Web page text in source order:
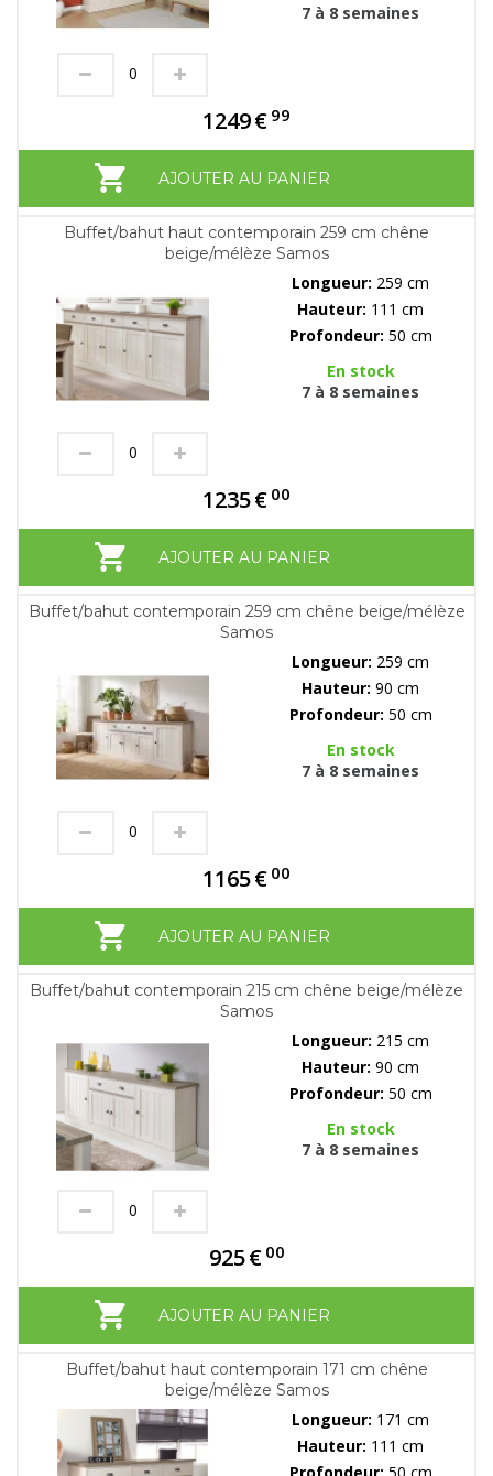
7 à 8 semaines
1249€ 99
AJOUTER AU PANIER
Buffet/bahut haut contemporain 259 cm chêne
beige/mélèze Samos
Longueur: 259 cm
Hauteur: 111 cm
Profondeur: 50 cm
En stock
7 à 8 semaines
1235€ 00
AJOUTER AU PANIER
Buffet/bahut contemporain 259 cm chêne beige/mélèze
Samos
Longueur: 259 cm
Hauteur: 90 cm
Profondeur: 50 cm
En stock
7 à 8 semaines
1165€ 00
AJOUTER AU PANIER
Buffet/bahut contemporain 215 cm chêne beige/mélèze
Samos
Longueur: 215 cm
Hauteur: 90 cm
Profondeur: 50 cm
En stock
7 à 8 semaines
925€ 00
AJOUTER AU PANIER
Buffet/bahut haut contemporain 171 cm chêne
beige/mélèze Samos
Longueur: 171 cm
Hauteur: 111 cm